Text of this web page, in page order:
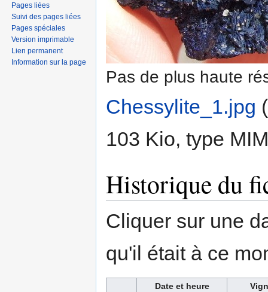
Pas de plus haute
Chessylite_1.jpg
103 Kio, type
Historique du
Cliquer sur une
qu'il était à ce
Date et heure
Pages liées
Suivi des pages liées
Pages spéciales
Version imprimable
Lien permanent
Information sur la page